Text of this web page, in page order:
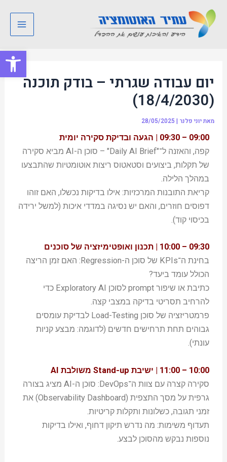
פתח
דילוג
לתוכן
Main
יום עבודה שגרתי – בודק תוכנה
(18/4/2030)
מאתיוני פלנר|
28/05/2025
09:00 – 09:30 | הגעה ובדיקת סקירה יומית
קפה, והאזנה ל־"Daily AI Brief" – סוכן ה-AI מביא סקירה
של תקלות, ביצועים וסטאטוס ריצות אוטומטיות שהתבצעו
במהלך הלילה.
קריאת התובנות המרכזיות: אילו בדיקות נכשלו, האם זוהו
דפוסים חוזרים, והאם יש נסיגה במדדי איכות (למשל ירידה
בכיסוי קוד).
09:30 – 10:00 | תכנון ואופטימיזציה של סוכנים
בחינת ה־KPIs של סוכן ה-Regression: האם זמן הריצה
הכולל עומד ביעד?
כתיבת או שיפור prompt לסוכן Exploratory AI כדי
להרחיב תסריטי בדיקה במצבי קצה.
פרמטריזציה של סוכן Load-Testing לבדיקת עומסים
גבוהים תחת תרחישים חדשים (לדוגמה: מבצע קניות
עונתי).
10:00 – 11:00 | ישיבת Stand-up משולבת AI
סקירה קצרה עם צוות ה־DevOps: סוכן ה-AI מציג בצורה
גרפית על מסך התצפית (Observability Dashboard) את
זמני תגובה, כשלונות ותקלות קריטיות.
תעדוף משימות: מה נדרש תיקון דחוף, ואילו בדיקות
נוספות נבקש מהסוכן לבצע.
Post
navigation